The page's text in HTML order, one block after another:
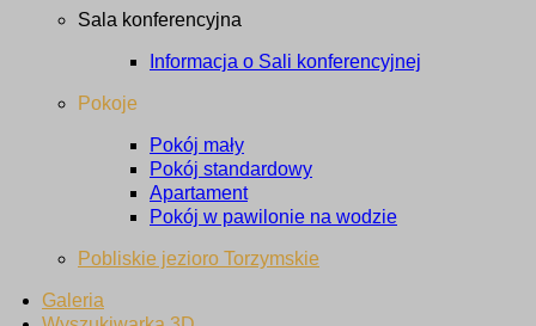
Sala konferencyjna
Informacja o Sali konferencyjnej
Pokoje
Pokój mały
Pokój standardowy
Apartament
Pokój w pawilonie na wodzie
Pobliskie jezioro Torzymskie
Galeria